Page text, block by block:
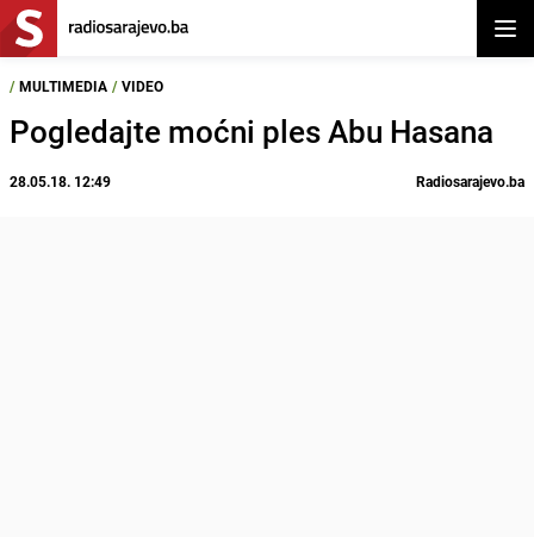
/ MULTIMEDIA / VIDEO
Pogledajte moćni ples Abu Hasana
28.05.18. 12:49 Radiosarajevo.ba